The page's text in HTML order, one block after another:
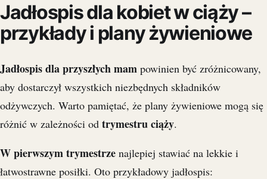
Jadłospis dla kobiet w ciąży –
przykłady i plany żywieniowe
Jadłospis dla przyszłych mam powinien być zróżnicowany,
aby dostarczył wszystkich niezbędnych składników
odżywczych. Warto pamiętać, że plany żywieniowe mogą się
różnić w zależności od trymestru ciąży.
W pierwszym trymestrze najlepiej stawiać na lekkie i
łatwostrawne posiłki. Oto przykładowy jadłospis: